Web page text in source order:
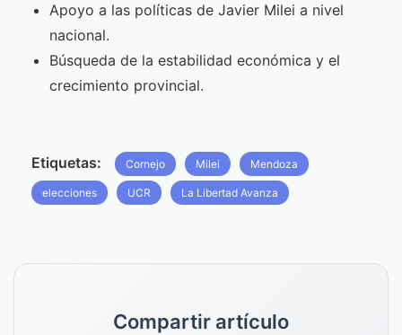
Apoyo a las políticas de Javier Milei a nivel
nacional.
Búsqueda de la estabilidad económica y el
crecimiento provincial.
Etiquetas: Cornejo Milei Mendoza
elecciones UCR La Libertad Avanza
Compartir artículo